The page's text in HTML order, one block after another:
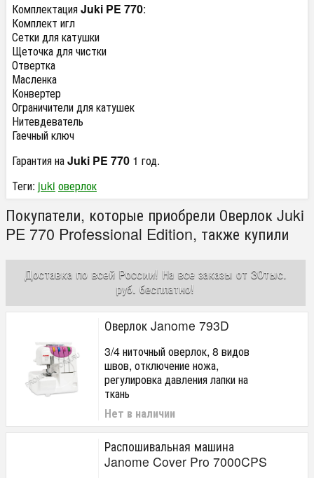
КомплектацияJuki PE 770:
Комплект игл
Сетки для катушки
Щеточка для чистки
Отвертка
Масленка
Конвертер
Ограничители для катушек
Нитевдеватель
Гаечный ключ
Гарантия наJuki PE 770 1 год.
Теги: juki оверлок
Покупатели, которые приобрели Оверлок Juki
PE 770 Professional Edition, также купили
Доставка по всей России! На все заказы от 30тыс.
руб. бесплатно!
Оверлок Janome 793D
3/4 ниточный оверлок, 8 видов
швов, отключение ножа,
регулировка давления лапки на
ткань
Нет в наличии
Распошивальная машина
Janome Cover Pro 7000CPS